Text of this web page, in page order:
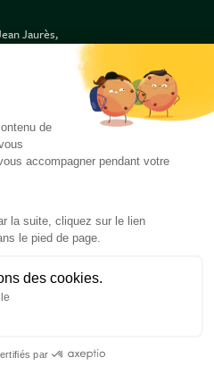
de
accompagner pendant votre
la suite, cliquez sur le lien
le pied de page.
des cookies.
par
Jaurès,
pour la santé, à consommer avec